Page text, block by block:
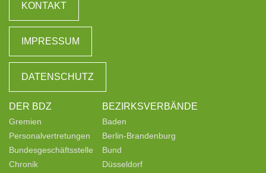
KONTAKT
IMPRESSUM
DATENSCHUTZ
DER BDZ
Gremien
Personalvertretungen
Bundesgeschäftsstelle
Chronik
BEZIRKSVERBÄNDE
Baden
Berlin-Brandenburg
Bund
Düsseldorf